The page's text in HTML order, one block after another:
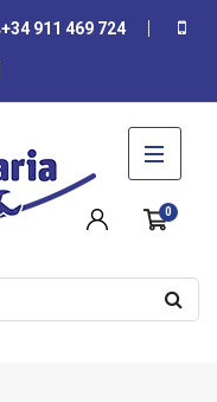
+34 911 469 724
0